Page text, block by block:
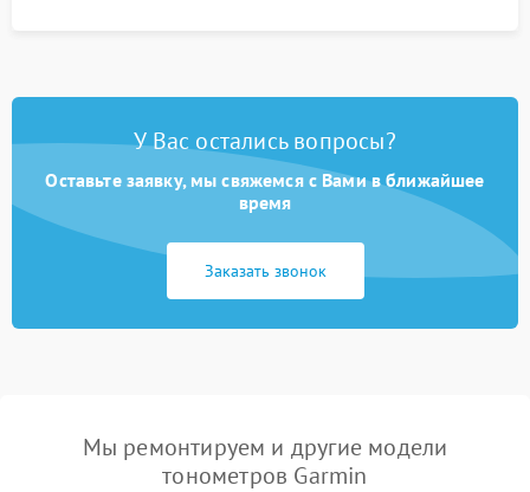
У Вас остались вопросы?
Оставьте заявку, мы свяжемся с Вами в ближайшее
время
Заказать звонок
Мы ремонтируем и другие модели
тонометров Garmin